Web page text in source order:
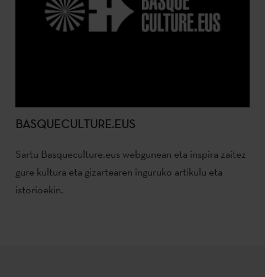
BASQUECULTURE.EUS
Sartu Basqueculture.eus webgunean eta inspira zaitez
gure kultura eta gizartearen inguruko artikulu eta
istorioekin.